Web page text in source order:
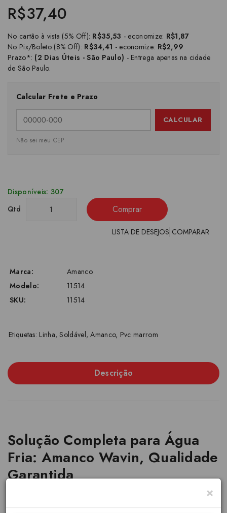
R$37,40
No cartão à vista (5% Off): R$35,53 - economize: R$1,87
No Pix/Boleto (8% Off): R$34,41 - economize: R$2,99
Prazo*: (2 Dias Úteis - São Paulo) - Entrega apenas na cidade
de São Paulo.
Calcular Frete e Prazo
CALCULAR
Não sei meu CEP
Disponíveis: 307
Qtd
Comprar
LISTA DE DESEJOS COMPARAR
Marca:
Amanco
Modelo:
11514
SKU:
11514
Etiquetas: Linha,Soldável,Amanco, Pvc marrom
Descrição
Solução Completa para Água
Fria: Amanco Wavin, Qualidade
Garantida
×